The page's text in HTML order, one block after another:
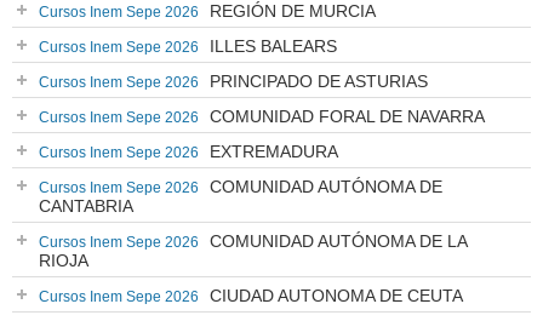
Cursos Inem Sepe 2026 REGIÓN DE MURCIA
Cursos Inem Sepe 2026 ILLES BALEARS
Cursos Inem Sepe 2026 PRINCIPADO DE ASTURIAS
Cursos Inem Sepe 2026 COMUNIDAD FORAL DE NAVARRA
Cursos Inem Sepe 2026 EXTREMADURA
Cursos Inem Sepe 2026
COMUNIDAD AUTÓNOMA DE
CANTABRIA
Cursos Inem Sepe 2026
COMUNIDAD AUTÓNOMA DE LA
RIOJA
Cursos Inem Sepe 2026 CIUDAD AUTONOMA DE CEUTA